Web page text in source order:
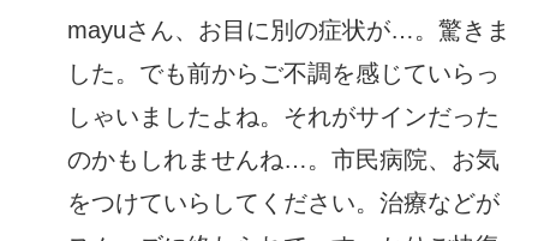
mayuさん、お目に別の症状が…。驚きま
した。でも前からご不調を感じていらっ
しゃいましたよね。それがサインだった
のかもしれませんね…。市民病院、お気
をつけていらしてください。治療などが